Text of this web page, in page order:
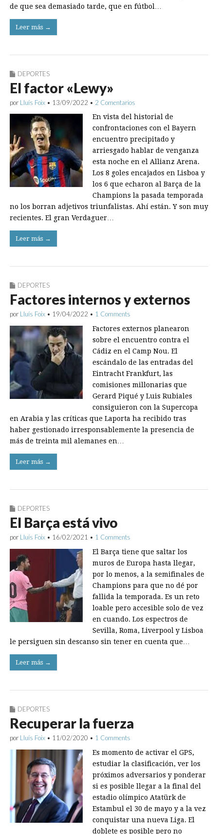
de que sea demasiado tarde, que en fútbol…
Leer más →
DEPORTES
El factor «Lewy»
por Lluís Foix • 13/09/2022 • 2 Comentarios
En vista del historial de
confrontaciones con el Bayern
encuentro precipitado y
arriesgado hablar de venganza
esta noche en el Allianz Arena.
Los 8 goles encajados en Lisboa y
los 6 que echaron al Barça de la
Champions la pasada temporada
no los borran adjetivos triunfalistas. Ahí están. Y son muy
recientes. El gran Verdaguer…
Leer más →
DEPORTES
Factores internos y externos
por Lluís Foix • 19/04/2022 • 1 Comments
Factores externos planearon
sobre el encuentro contra el
Cádiz en el Camp Nou. El
escándalo de las entradas del
Eintracht Frankfurt, las
comisiones millonarias que
Gerard Piqué y Luis Rubiales
consiguieron con la Supercopa
en Arabia y las críticas que Laporta ha recibido tras
haber gestionado irresponsablemente la presencia de
más de treinta mil alemanes en…
Leer más →
DEPORTES
El Barça está vivo
por Lluís Foix • 16/02/2021 • 1 Comments
El Barça tiene que saltar los
muros de Europa hasta llegar,
por lo menos, a la semifinales de
Champions para que no dé por
fallida la temporada. Es un reto
loable pero accesible solo de vez
en cuando. Los espectros de
Sevilla, Roma, Liverpool y Lisboa
le persiguen sin descanso sin tener en cuenta que…
Leer más →
DEPORTES
Recuperar la fuerza
por Lluís Foix • 11/02/2020 • 1 Comments
Es momento de activar el GPS,
estudiar la clasificación, ver los
próximos adversarios y ponderar
si es posible llegar a la final del
estadio olímpico Atatürk de
Estambul el 30 de mayo y a la vez
conquistar una nueva Liga. El
doblete es posible pero no